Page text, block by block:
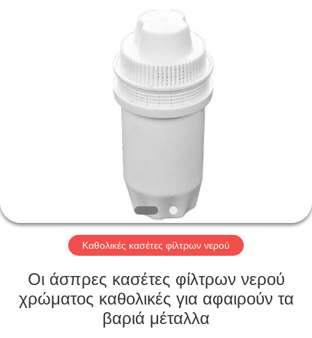
ΓΎΡΟΣ
ΕΡΓΟΣΤΑΣΊΩΝ
ΠΟΙΟΤΙΚΌΣ
Καθολικές κασέτες φίλτρων νερού
Οι άσπρες κασέτες φίλτρων νερού
χρώματος καθολικές για αφαιρούν τα
βαριά μέταλλα